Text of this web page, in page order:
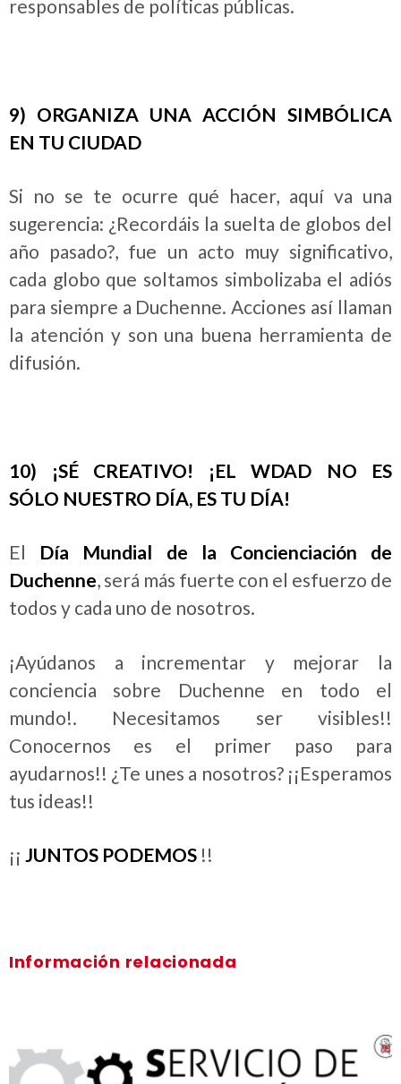
responsables de políticas públicas.
9) ORGANIZA UNA ACCIÓN SIMBÓLICA
EN TU CIUDAD
Si no se te ocurre qué hacer, aquí va una
sugerencia: ¿Recordáis la suelta de globos del
año pasado?, fue un acto muy significativo,
cada globo que soltamos simbolizaba el adiós
para siempre a Duchenne. Acciones así llaman
la atención y son una buena herramienta de
difusión.
10) ¡SÉ CREATIVO! ¡EL WDAD NO ES
SÓLO NUESTRO DÍA, ES TU DÍA!
El Día Mundial de la Concienciación de
Duchenne, será más fuerte con el esfuerzo de
todos y cada uno de nosotros.
¡Ayúdanos a incrementar y mejorar la
conciencia sobre Duchenne en todo el
mundo!. Necesitamos ser visibles!!
Conocernos es el primer paso para
ayudarnos!! ¿Te unes a nosotros? ¡¡Esperamos
tus ideas!!
¡¡ JUNTOS PODEMOS !!
Información relacionada